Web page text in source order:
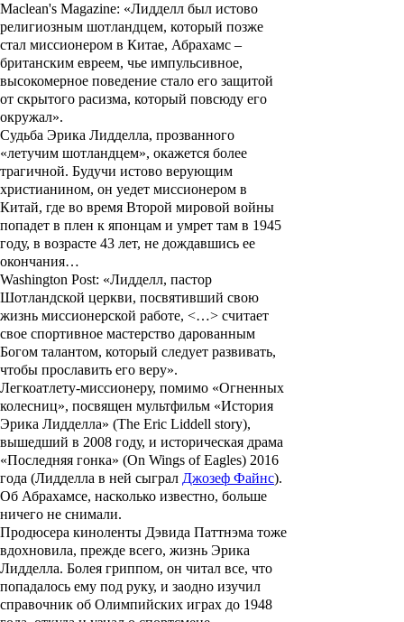
Maclean's Magazine: «Лидделл был истово
религиозным шотландцем, который позже
стал миссионером в Китае, Абрахамс –
британским евреем, чье импульсивное,
высокомерное поведение стало его защитой
от скрытого расизма, который повсюду его
окружал».
Судьба Эрика Лидделла, прозванного
«летучим шотландцем», окажется более
трагичной. Будучи истово верующим
христианином, он уедет миссионером в
Китай, где во время Второй мировой войны
попадет в плен к японцам и умрет там в 1945
году, в возрасте 43 лет, не дождавшись ее
окончания…
Washington Post: «Лидделл, пастор
Шотландской церкви, посвятивший свою
жизнь миссионерской работе, <…> считает
свое спортивное мастерство дарованным
Богом талантом, который следует развивать,
чтобы прославить его веру».
Легкоатлету-миссионеру, помимо «Огненных
колесниц», посвящен мультфильм «История
Эрика Лидделла» (The Eric Liddell story),
вышедший в 2008 году, и историческая драма
«Последняя гонка» (On Wings of Eagles) 2016
года (Лидделла в ней сыграл Джозеф Файнс).
Об Абрахамсе, насколько известно, больше
ничего не снимали.
Продюсера киноленты Дэвида Паттнэма тоже
вдохновила, прежде всего, жизнь Эрика
Лидделла. Болея гриппом, он читал все, что
попадалось ему под руку, и заодно изучил
справочник об Олимпийских играх до 1948